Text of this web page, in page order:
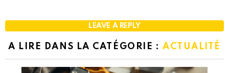
LEAVE A REPLY
A LIRE DANS LA CATÉGORIE : ACTUALITÉ